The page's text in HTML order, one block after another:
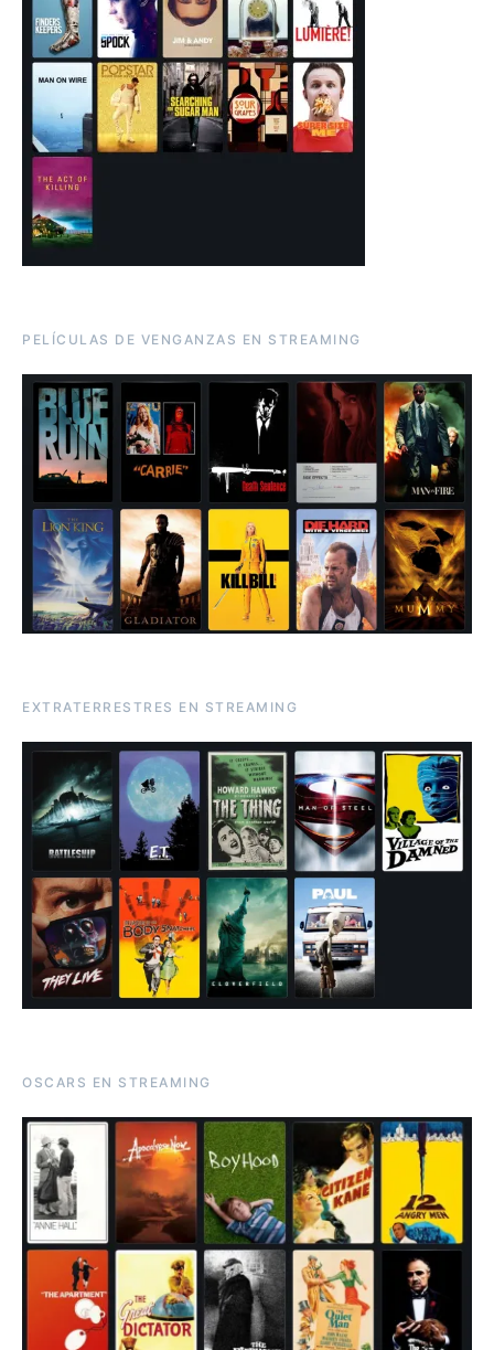
PELÍCULAS DE VENGANZAS EN STREAMING
EXTRATERRESTRES EN STREAMING
OSCARS EN STREAMING